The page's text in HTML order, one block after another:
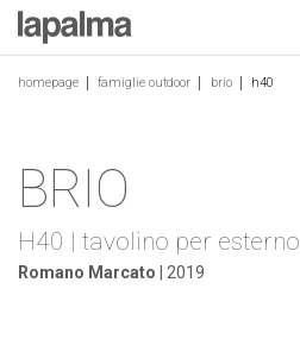
homepage famiglie outdoor brio h40
BRIO
H40 | tavolino per esterno
Romano Marcato | 2019